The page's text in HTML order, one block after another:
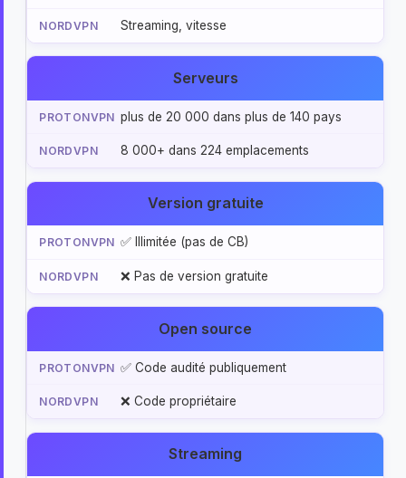
Streaming, vitesse
Serveurs
plus de 20 000 dans plus de 140 pays
8 000+ dans 224 emplacements
Version gratuite
✅ Illimitée (pas de CB)
❌ Pas de version gratuite
Open source
✅ Code audité publiquement
❌ Code propriétaire
Streaming